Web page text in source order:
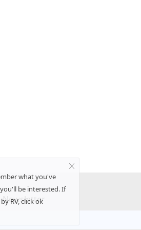
Newsletter
what you've
be interested. If
RV, click ok